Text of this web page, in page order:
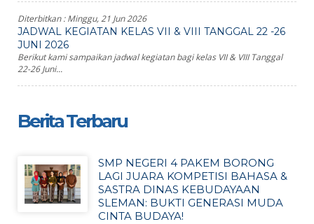
Diterbitkan :Minggu, 21 Jun 2026
JADWAL KEGIATAN KELAS VII & VIII TANGGAL 22 -26
JUNI 2026
Berikut kami sampaikan jadwal kegiatan bagi kelas VII & VIII Tanggal
22-26 Juni...
Berita Terbaru
SMP NEGERI 4 PAKEM BORONG
LAGI JUARA KOMPETISI BAHASA &
SASTRA DINAS KEBUDAYAAN
SLEMAN: BUKTI GENERASI MUDA
CINTA BUDAYA!